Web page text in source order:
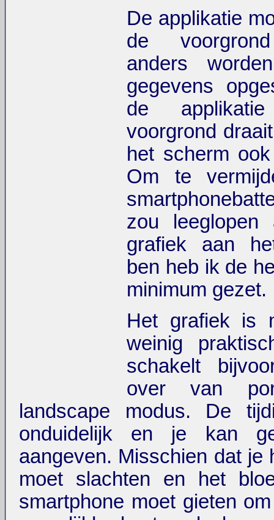
De applikatie
de
anders
gegevens
de
voorgrond
het scherm
Om te
zou
grafiek aan
ben heb ik de
minimum gezet.
Het grafiek is
weinig
schakelt
over van
landscape modus. De
onduidelijk en je kan
aangeven. Misschien dat je
moet slachten en het
smartphone moet gieten